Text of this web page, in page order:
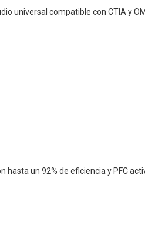
universal compatible con CTIA y
hasta un 92% de eficiencia y PFC